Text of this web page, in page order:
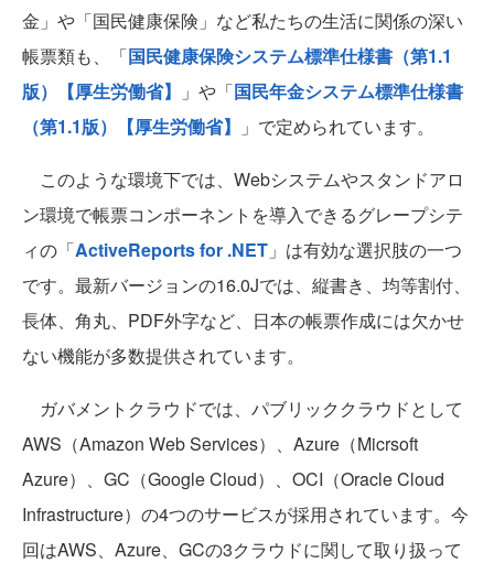
金」や「国民健康保険」など私たちの生活に関係の深い
帳票類も、「国民健康保険システム標準仕様書（第1.1
版）【厚生労働省】
」や「国民年金システム標準仕様書
（第1.1版）【厚生労働省】
」で定められています。
このような環境下では、Webシステムやスタンドアロ
ン環境で帳票コンポーネントを導入できるグレープシテ
ィの「ActiveReports for .NET 」は有効な選択肢の一つ
です。最新バージョンの16.0Jでは、縦書き、均等割付、
長体、角丸、PDF外字など、日本の帳票作成には欠かせ
ない機能が多数提供されています。
ガバメントクラウドでは、パブリッククラウドとして
AWS（Amazon Web Services）、Azure（Micrsoft
Azure）、GC（Google Cloud）、OCI（Oracle Cloud
Infrastructure）の4つのサービスが採用されています。今
回はAWS、Azure、GCの3クラウドに関して取り扱って